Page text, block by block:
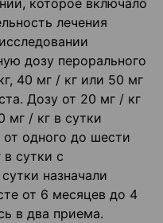
которое включало
лечения
дозу перорального
40 мг / кг или 50 мг
Дозу от 20 мг / кг
мг / кг в сутки
от одного до шести
сутки с
назначали
от 6 месяцев до 4
в два приема.